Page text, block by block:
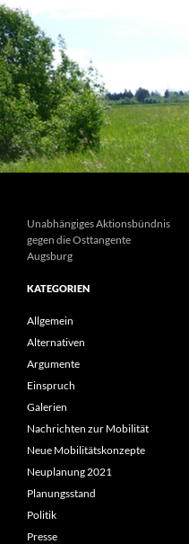
Unabhängiges Aktionsbündnis
gegen die Osttangente
Augsburg
KATEGORIEN
Allgemein
Alternativen
Argumente
Einspruch
Galerien
Nachrichten zur Mobilität
Neue Mobilitätskonzepte
Neuplanung 2021
Planungsstand
Politik
Presse